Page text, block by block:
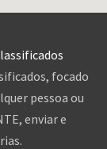
focado
pessoa ou
enviar e